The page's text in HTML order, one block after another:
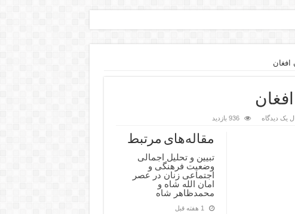
افغان
یک دیدگاه 936 بازدید
مقاله‌های مرتبط
تبیین و تحلیل اجمالی
وضعیت فرهنگی و
اجتماعی زنان در عصر
امان الله شاه و
محمدظاهر شاه
1 هفته قبل